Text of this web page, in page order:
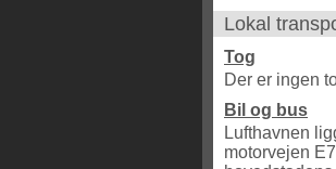
Lokal
Tog
Der er ingen
Bil og bus
Lufthavnen
motorvejen